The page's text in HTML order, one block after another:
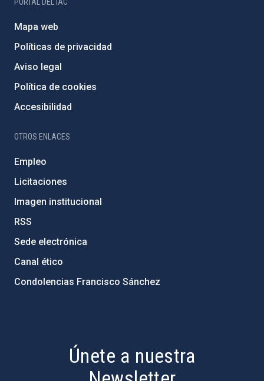
Mapa web
Políticas de privacidad
Aviso legal
Política de cookies
Accesibilidad
OTROS ENLACES
Empleo
Licitaciones
Imagen institucional
RSS
Sede electrónica
Canal ético
Condolencias Francisco Sánchez
Únete a nuestra